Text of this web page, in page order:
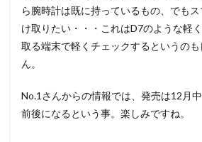
ら腕時計は既に持っているもの、でも
け取りたい・・・これはD7のような軽
取る端末で軽くチェックするというの
ん。
No.1さんからの情報では、発売は12月
前後になるという事。楽しみですね。